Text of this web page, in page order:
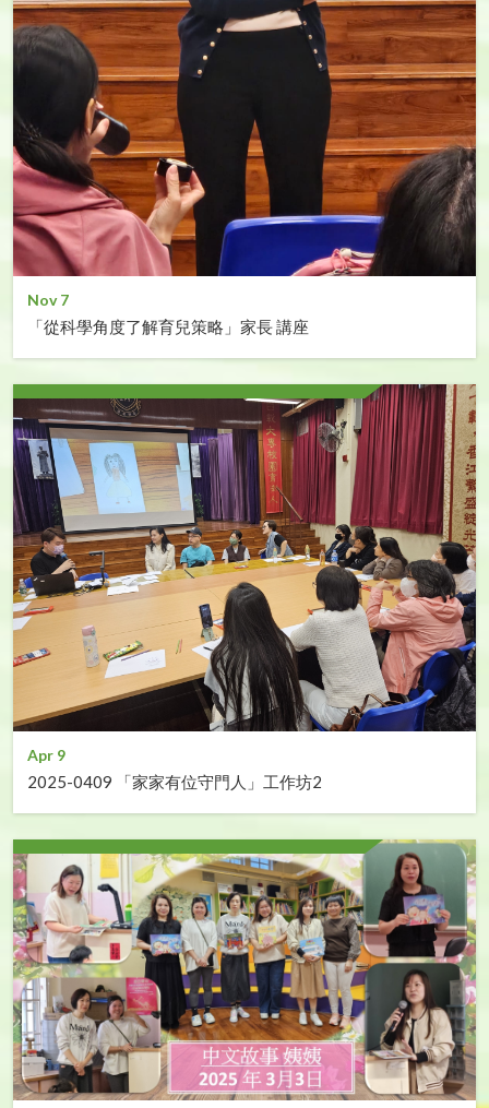
Nov 7
「從科學角度了解育兒策略」家長 講座
Apr 9
2025-0409 「家家有位守門人」工作坊2